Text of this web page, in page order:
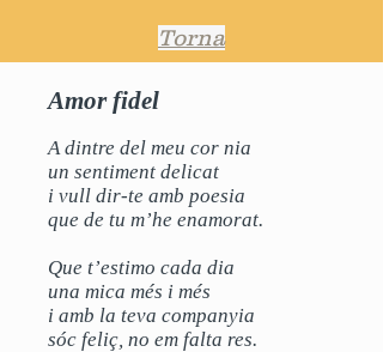
Torna
Amor fidel
A dintre del meu cor nia
un sentiment delicat
i vull dir-te amb poesia
que de tu m’he enamorat.
Que t’estimo cada dia
una mica més i més
i amb la teva companyia
sóc feliç, no em falta res.